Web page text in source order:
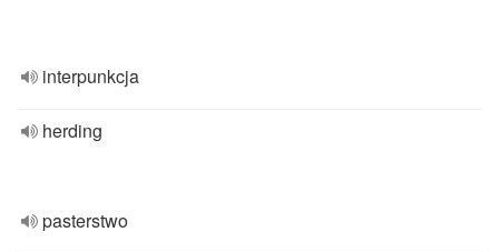
interpunkcja
herding
pasterstwo